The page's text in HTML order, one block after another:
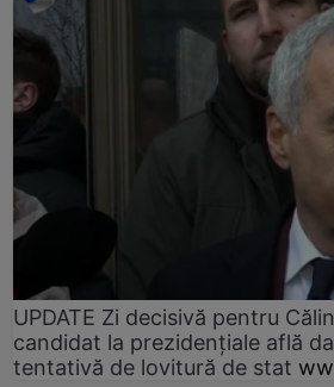
UPDATE Zi decisivă pentru
candidat la prezidențiale află
tentativă de lovitură de stat